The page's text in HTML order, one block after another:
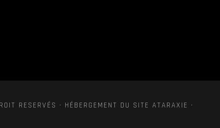
RESERVÉS · HÉBERGEMENT DU SITE ATARAXIE ·